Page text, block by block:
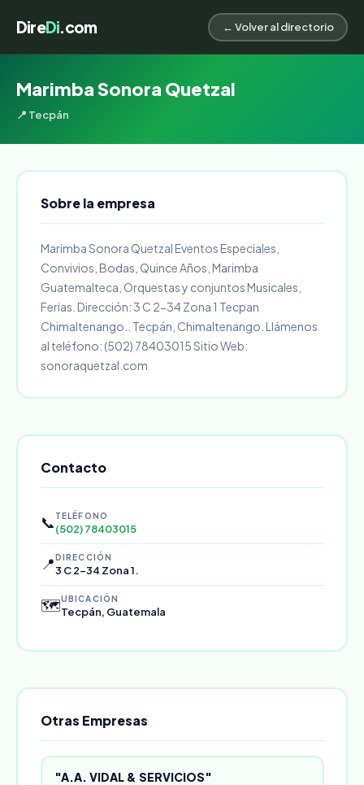
DireDi.com ← Volver al directorio
Marimba Sonora Quetzal
📍 Tecpán
Sobre la empresa
Marimba Sonora Quetzal Eventos Especiales,
Convivios, Bodas, Quince Años, Marimba
Guatemalteca, Orquestas y conjuntos Musicales,
Ferias. Dirección: 3 C 2-34 Zona 1 Tecpan
Chimaltenango.. Tecpán, Chimaltenango. Llámenos
al teléfono: (502) 78403015 Sitio Web:
sonoraquetzal.com
Contacto
📞 TELÉFONO
(502) 78403015
📍DIRECCIÓN
3 C 2-34 Zona 1.
🗺️UBICACIÓN
Tecpán, Guatemala
Otras Empresas
"A.A. VIDAL & SERVICIOS"